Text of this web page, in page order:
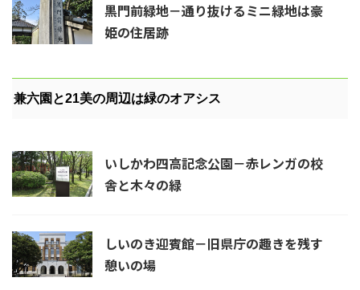
黒門前緑地－通り抜けるミニ緑地は豪
姫の住居跡
兼六園と21美の周辺は緑のオアシス
いしかわ四高記念公園－赤レンガの校
舎と木々の緑
しいのき迎賓館－旧県庁の趣きを残す
憩いの場